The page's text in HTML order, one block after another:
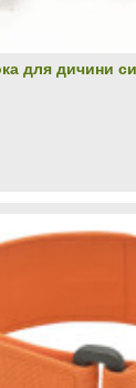
для дичини